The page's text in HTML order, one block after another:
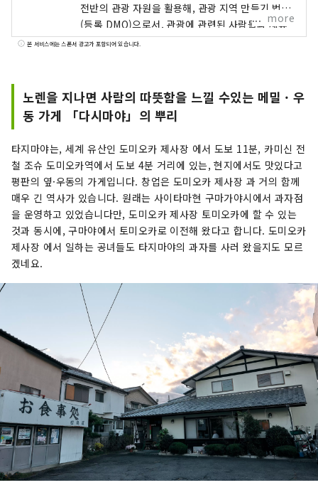
전반의 관광 자원을 활용해, 관광 지역 만들기 법인
(등록 DMO)으로서, 관광에 관련된 사람들과 제휴
해 “벌 수 있는 관광 「지역 만들기」를 추진하고
more
본 서비스에는 스폰서 광고가 포함되어 있습니다.
노렌을 지나면 사람의 따뜻함을 느낄 수있는 메밀 · 우
동 가게 「다시마야」의 뿌리
타지마야는, 세계 유산인 도미오카 제사장 에서 도보 11분, 카미신 전
철 조슈 도미오카역에서 도보 4분 거리에 있는, 현지에서도 맛있다고
평판의 옆·우동의 가게입니다. 창업은 도미오카 제사장 과 거의 함께
매우 긴 역사가 있습니다. 원래는 사이타마현 구마가야시에서 과자점
을 운영하고 있었습니다만, 도미오카 제사장 토미오카에 할 수 있는
것과 동시에, 구마야에서 토미오카로 이전해 왔다고 합니다. 도미오카
제사장 에서 일하는 공녀들도 타지마야의 과자를 사러 왔을지도 모르
겠네요.